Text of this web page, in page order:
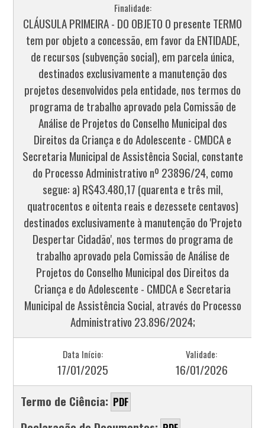
Finalidade:
CLÁUSULA PRIMEIRA - DO OBJETO O presente TERMO
tem por objeto a concessão, em favor da ENTIDADE,
de recursos (subvenção social), em parcela única,
destinados exclusivamente a manutenção dos
projetos desenvolvidos pela entidade, nos termos do
programa de trabalho aprovado pela Comissão de
Análise de Projetos do Conselho Municipal dos
Direitos da Criança e do Adolescente - CMDCA e
Secretaria Municipal de Assistência Social, constante
do Processo Administrativo nº 23896/24, como
segue: a) R$43.480,17 (quarenta e três mil,
quatrocentos e oitenta reais e dezessete centavos)
destinados exclusivamente à manutenção do 'Projeto
Despertar Cidadão', nos termos do programa de
trabalho aprovado pela Comissão de Análise de
Projetos do Conselho Municipal dos Direitos da
Criança e do Adolescente - CMDCA e Secretaria
Municipal de Assistência Social, através do Processo
Administrativo 23.896/2024;
Data Início:
17/01/2025
Validade:
16/01/2026
Termo de Ciência: PDF